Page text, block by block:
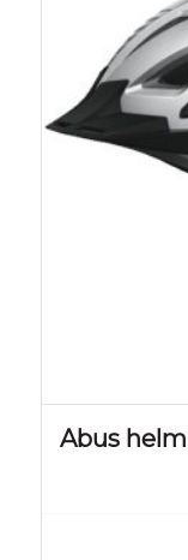
Abus